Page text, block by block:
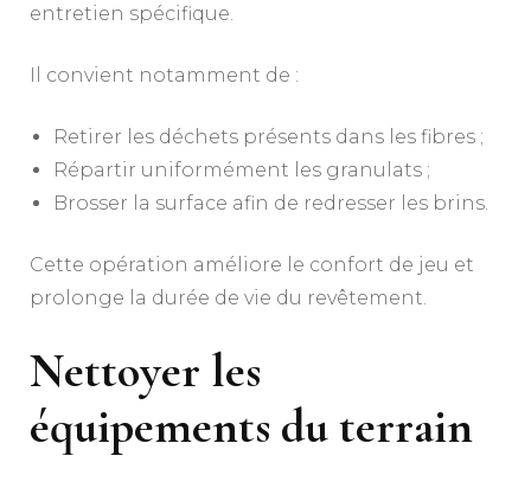
entretien spécifique.
Il convient notamment de :
Retirer les déchets présents dans les fibres ;
Répartir uniformément les granulats ;
Brosser la surface afin de redresser les brins.
Cette opération améliore le confort de jeu et
prolonge la durée de vie du revêtement.
Nettoyer les
équipements du terrain